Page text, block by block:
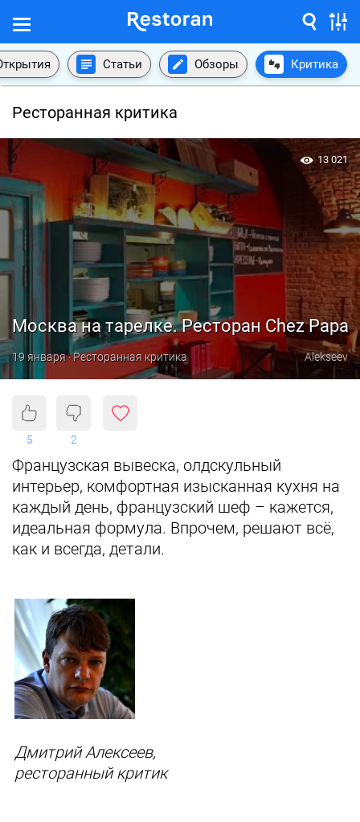
Статьи Обзоры Критика
Ресторанная критика
Москва на тарелке. Ресторан Chez Papa
19 января · Ресторанная критика Alekseev
13 021
5 2
Французская вывеска, олдскульный
интерьер, комфортная изысканная кухня на
каждый день, французский шеф – кажется,
идеальная формула. Впрочем, решают всё,
как и всегда, детали.
Дмитрий Алексеев,
ресторанный критик